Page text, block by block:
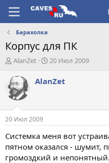
Барахолка
Корпус для ПК
А
т
о
р
т
е
м
ы
AlanZet
Д
т
а
л
20 Июл 2009
AlanZet
20 Июл 2009
Системка меня вот
пятном оказался - шумит,
громоздкий и непонятный.